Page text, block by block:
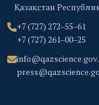
Қазақстан
+7 (727) 272‒55‒61
+7 (727) 261‒00‒25